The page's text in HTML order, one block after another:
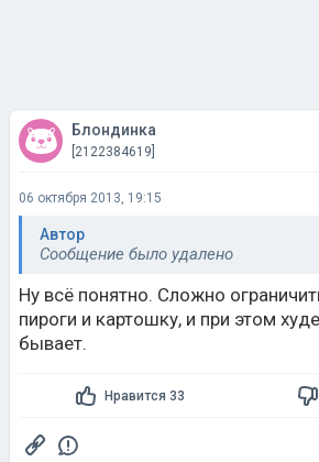
Блондинка
[2122384619]
06 октября 2013, 19:15
Автор
Сообщение было удалено
Ну всё понятно. Сложно
пироги и картошку, и при этом
бывает.
Нравится 33